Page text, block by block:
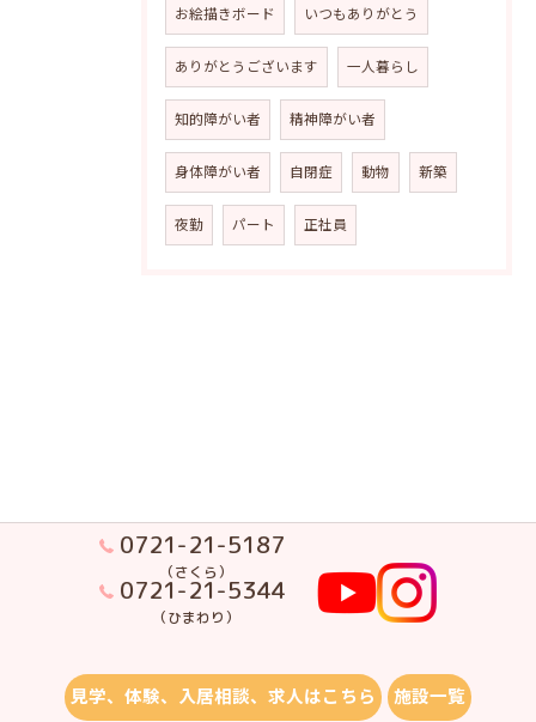
お絵描きボード いつもありがとう
ありがとうございます 一人暮らし
知的障がい者 精神障がい者
身体障がい者 自閉症 動物 新築
夜勤 パート 正社員
0721-21-5187
（さくら）
0721-21-5344
（ひまわり）
見学、体験、入居相談、求人はこちら 施設一覧